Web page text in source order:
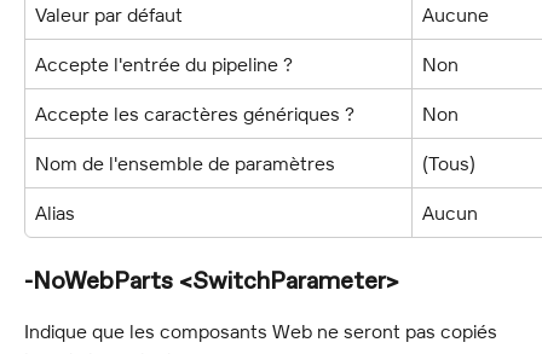
Valeur par défaut Aucune
Accepte l'entrée du pipeline ? Non
Accepte les caractères génériques ? Non
Nom de l'ensemble de paramètres (Tous)
Alias Aucun
-NoWebParts <SwitchParameter>
Indique que les composants Web ne seront pas copiés